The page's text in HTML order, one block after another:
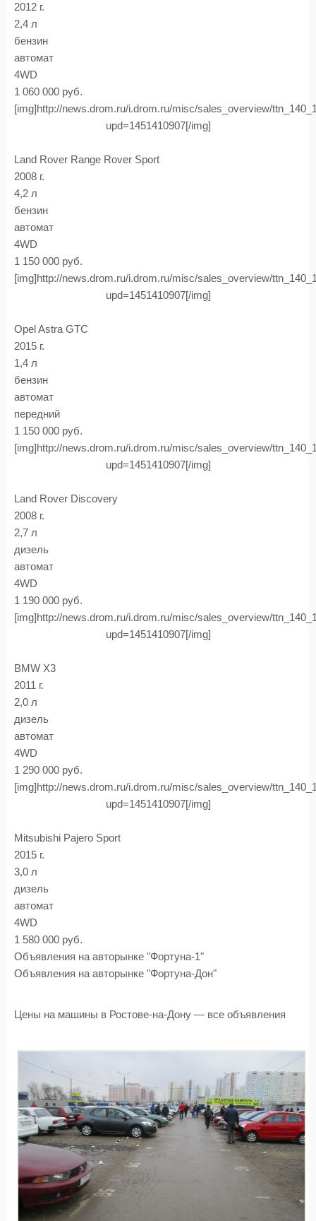
2012 г.
2,4 л
бензин
автомат
4WD
1 060 000 руб.
[img]http://news.drom.ru/i.drom.ru/misc/sales_overview/
upd=1451410907[/img]
Land Rover Range Rover Sport
2008 г.
4,2 л
бензин
автомат
4WD
1 150 000 руб.
[img]http://news.drom.ru/i.drom.ru/misc/sales_overview/
upd=1451410907[/img]
Opel Astra GTC
2015 г.
1,4 л
бензин
автомат
передний
1 150 000 руб.
[img]http://news.drom.ru/i.drom.ru/misc/sales_overview/
upd=1451410907[/img]
Land Rover Discovery
2008 г.
2,7 л
дизель
автомат
4WD
1 190 000 руб.
[img]http://news.drom.ru/i.drom.ru/misc/sales_overview/
upd=1451410907[/img]
BMW X3
2011 г.
2,0 л
дизель
автомат
4WD
1 290 000 руб.
[img]http://news.drom.ru/i.drom.ru/misc/sales_overview/
upd=1451410907[/img]
Mitsubishi Pajero Sport
2015 г.
3,0 л
дизель
автомат
4WD
1 580 000 руб.
Объявления на авторынке "Фортуна-1"
Объявления на авторынке "Фортуна-Дон"
Цены на машины в Ростове-на-Дону — все объявления